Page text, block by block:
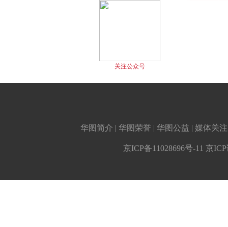
华图简介 | 华图荣誉 | 华图公益 | 媒体关注
京ICP备11028696号-11 京